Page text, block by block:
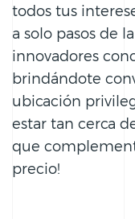
todos tus
a solo pasos de
innovadores
brindándote
ubicación
estar tan cerca
que
precio!